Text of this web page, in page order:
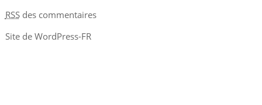
RSSdes commentaires
Site de WordPress-FR